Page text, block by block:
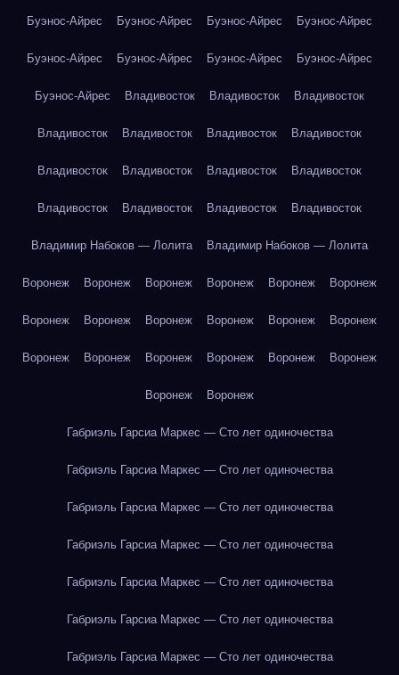
Буэнос-Айрес Буэнос-Айрес Буэнос-Айрес Буэнос-Айрес
Буэнос-Айрес Буэнос-Айрес Буэнос-Айрес Буэнос-Айрес
Буэнос-Айрес Владивосток Владивосток Владивосток
Владивосток Владивосток Владивосток Владивосток
Владивосток Владивосток Владивосток Владивосток
Владивосток Владивосток Владивосток Владивосток
Владимир Набоков — Лолита Владимир Набоков — Лолита
Воронеж Воронеж Воронеж Воронеж Воронеж Воронеж
Воронеж Воронеж Воронеж Воронеж Воронеж Воронеж
Воронеж Воронеж Воронеж Воронеж Воронеж Воронеж
Воронеж Воронеж
Габриэль Гарсиа Маркес — Сто лет одиночества
Габриэль Гарсиа Маркес — Сто лет одиночества
Габриэль Гарсиа Маркес — Сто лет одиночества
Габриэль Гарсиа Маркес — Сто лет одиночества
Габриэль Гарсиа Маркес — Сто лет одиночества
Габриэль Гарсиа Маркес — Сто лет одиночества
Габриэль Гарсиа Маркес — Сто лет одиночества